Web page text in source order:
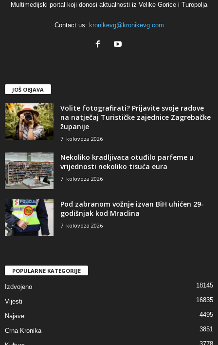
Multimedijski portal koji donosi aktualnosti iz Velike Gorice i Turopolja
Contact us: kronikevg@kronikevg.com
JOŠ OBJAVA
Volite fotografirati? Prijavite svoje radove
na natječaj Turističke zajednice Zagrebačke
županije
7. kolovoza 2026
Nekoliko kradljivaca otuđilo parfeme u
vrijednosti nekoliko tisuća eura
7. kolovoza 2026
Pod zabranom vožnje izvan BiH uhićen 29-
godišnjak kod Mraclina
7. kolovoza 2026
POPULARNE KATEGORIJE
Izdvojeno 18145
Vijesti 16835
Najave 4495
Crna Kronika 3851